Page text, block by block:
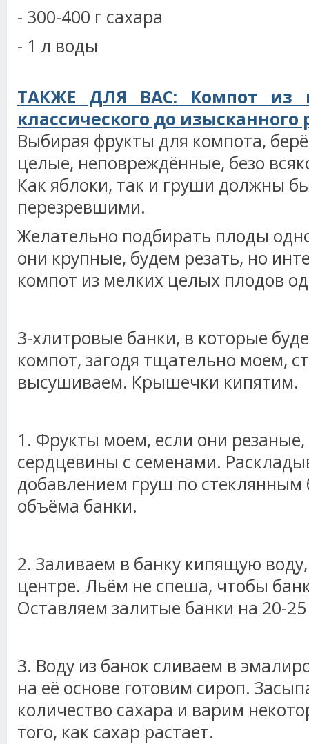
- 300-400 г сахара
- 1 л воды
ТАКЖЕ ДЛЯ ВАС: Компот из
классического до изысканного
Выбирая фрукты для компота,
целые, неповреждённые, безо
Как яблоки, так и груши должны
перезревшими.
Желательно подбирать плоды
они крупные, будем резать, но
компот из мелких целых плодов
3-хлитровые банки, в которые
компот, загодя тщательно моем,
высушиваем. Крышечки кипятим.
1. Фрукты моем, если они
сердцевины с семенами.
добавлением груш по стеклянным
объёма банки.
2. Заливаем в банку кипящую
центре. Льём не спеша, чтобы
Оставляем залитые банки на 20-
3. Воду из банок сливаем в
на её основе готовим сироп.
количество сахара и варим
того, как сахар растает.